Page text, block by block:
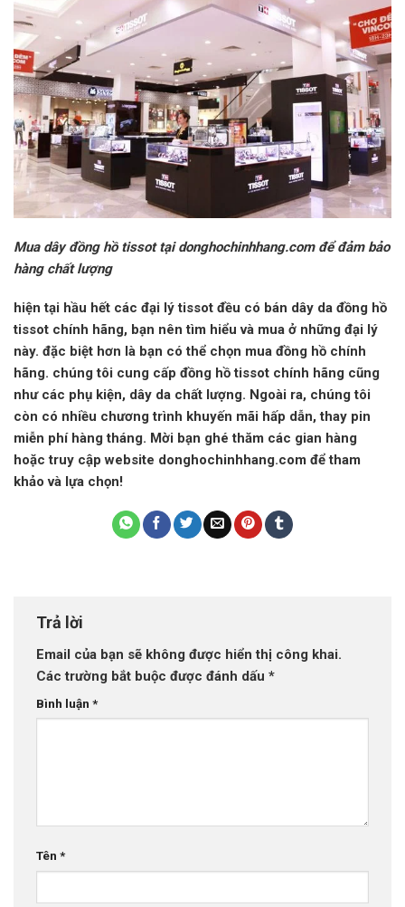
Mua dây đồng hồ tissot tại donghochinhhang.com để đảm bảo
hàng chất lượng
hiện tại hầu hết các đại lý tissot đều có bán dây da đồng hồ
tissot chính hãng, bạn nên tìm hiểu và mua ở những đại lý
này. đặc biệt hơn là bạn có thể chọn mua đồng hồ chính
hãng. chúng tôi cung cấp đồng hồ tissot chính hãng cũng
như các phụ kiện, dây da chất lượng. Ngoài ra, chúng tôi
còn có nhiều chương trình khuyến mãi hấp dẫn, thay pin
miễn phí hàng tháng. Mời bạn ghé thăm các gian hàng
hoặc truy cập website donghochinhhang.com để tham
khảo và lựa chọn!
Trả lời
Email của bạn sẽ không được hiển thị công khai.
Các trường bắt buộc được đánh dấu *
Bình luận *
Tên *